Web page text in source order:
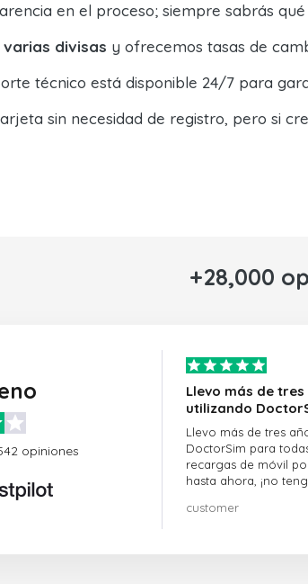
en el proceso; siempre sabrás
divisas y ofrecemos tasas de
técnico está disponible 24/7 para
sin necesidad de registro, pero si
+28,000
opiniones
Llevo más de tres
utilizando
Llevo más de tres
DoctorSim para
recargas de móvil
hasta ahora, ¡no
customer